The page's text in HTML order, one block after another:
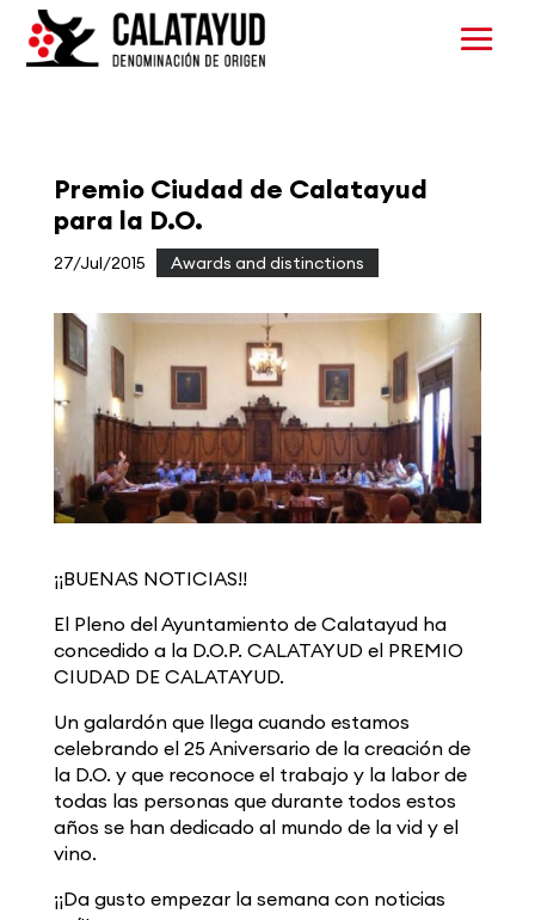
Premio Ciudad de Calatayud
para la D.O.
27/Jul/2015 Awards and distinctions
¡¡BUENAS NOTICIAS!!
El Pleno del Ayuntamiento de Calatayud ha
concedido a la D.O.P. CALATAYUD el PREMIO
CIUDAD DE CALATAYUD.
Un galardón que llega cuando estamos
celebrando el 25 Aniversario de la creación de
la D.O. y que reconoce el trabajo y la labor de
todas las personas que durante todos estos
años se han dedicado al mundo de la vid y el
vino.
¡¡Da gusto empezar la semana con noticias